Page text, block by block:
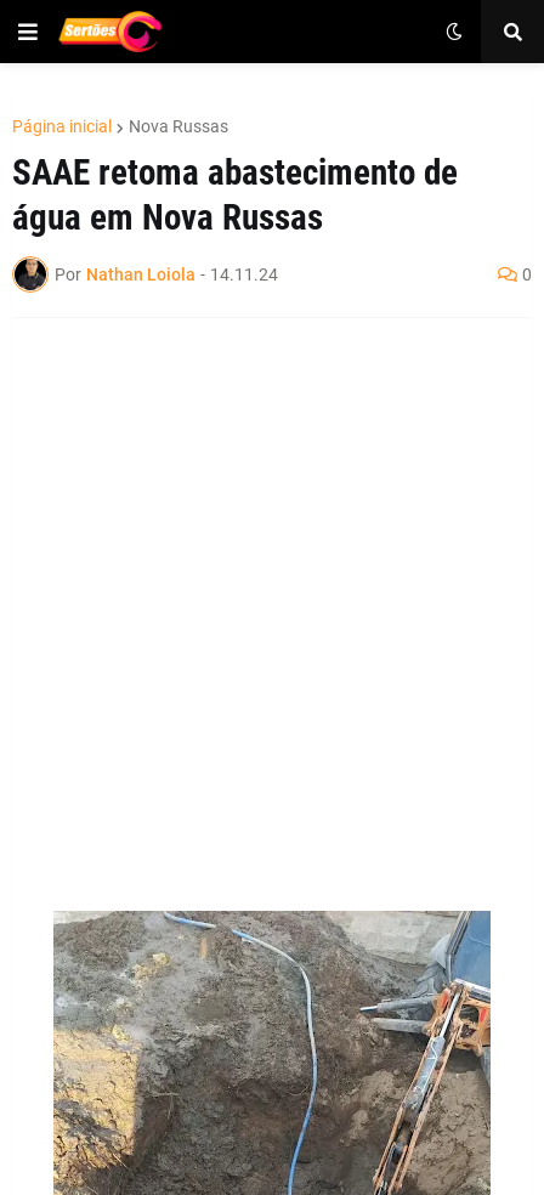
Página inicial Nova Russas
SAAE retoma abastecimento de
água em Nova Russas
Por Nathan Loiola - 14.11.24 0